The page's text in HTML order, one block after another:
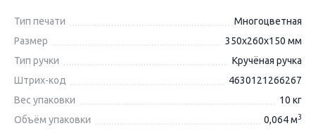
Тип печати
Многоцветная
Размер
350х260х150 мм
Тип ручки
Кручёная ручка
Штрих-код
4630121266267
Вес упаковки
10 кг
Объём упаковки
0,064 м3